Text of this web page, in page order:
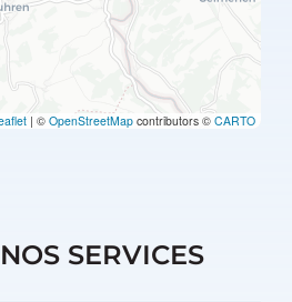
| © OpenStreetMap contributors © CARTO
SERVICES